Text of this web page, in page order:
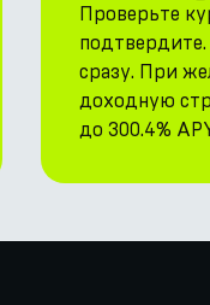
Проверьте
подтвердите.
сразу. При
доходную
до 300.4%